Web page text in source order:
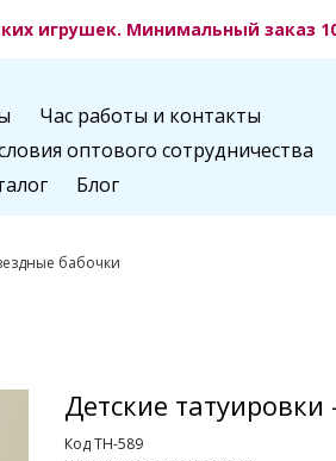
игрушек. Минимальный заказ
Час работы и контакты
оптового сотрудничества
Блог
бабочки
Детские
Код TH-589